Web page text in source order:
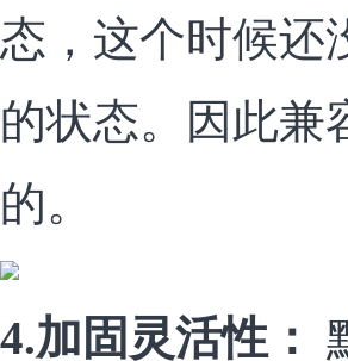
态，这个时候还
的状态。因此兼
的。
4.加固灵活性：